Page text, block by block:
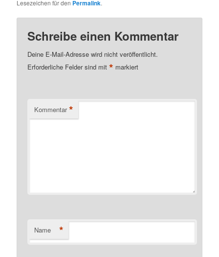
Lesezeichen für den Permalink.
Schreibe einen Kommentar
Deine E-Mail-Adresse wird nicht veröffentlicht.
Erforderliche Felder sind mit* markiert
Kommentar *
Name *